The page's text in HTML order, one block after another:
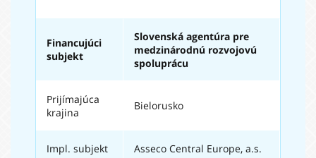
Financujúci
subjekt
Slovenská agentúra pre
medzinárodnú rozvojovú
spoluprácu
Prijímajúca
krajina
Bielorusko
Impl. subjekt Asseco Central Europe, a.s.